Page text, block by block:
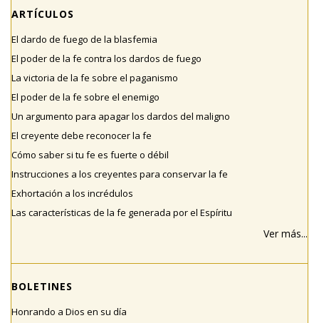
ARTÍCULOS
El dardo de fuego de la blasfemia
El poder de la fe contra los dardos de fuego
La victoria de la fe sobre el paganismo
El poder de la fe sobre el enemigo
Un argumento para apagar los dardos del maligno
El creyente debe reconocer la fe
Cómo saber si tu fe es fuerte o débil
Instrucciones a los creyentes para conservar la fe
Exhortación a los incrédulos
Las características de la fe generada por el Espíritu
Ver más...
BOLETINES
Honrando a Dios en su día